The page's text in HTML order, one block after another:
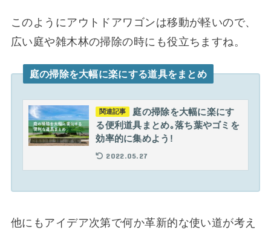
このようにアウトドアワゴンは移動が軽いので、
広い庭や雑木林の掃除の時にも役立ちますね。
庭の掃除を大幅に楽にする道具をまとめ
関連記事
庭の掃除を大幅に楽にす
る便利道具まとめ｡落ち葉やゴミを
効率的に集めよう!
2022.05.27
他にもアイデア次第で何か革新的な使い道が考え